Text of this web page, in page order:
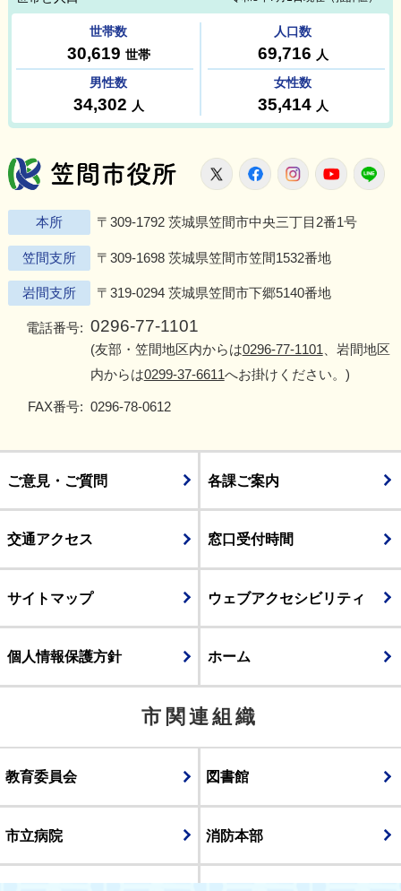
笠間市役所
X FacebookInstagram
本所 〒309-1792 茨城県笠間市中央三丁目2番1号
笠間支所 〒309-1698 茨城県笠間市笠間1532番地
岩間支所 〒319-0294 茨城県笠間市下郷5140番地
電話番号: 0296-77-1101
(友部・笠間地区内からは0296-77-1101 、岩間地区
内からは0299-37-6611へお掛けください。)
FAX番号: 0296-78-0612
ご意見・ご質問 各課ご案内
交通アクセス 窓口受付時間
サイトマップ ウェブアクセシビリティ
個人情報保護方針 ホーム
市関連組織
教育委員会 図書館
市立病院 消防本部